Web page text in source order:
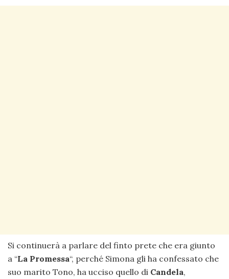
Si continuerà a parlare del finto prete che era giunto
a “La Promessa“, perché Simona gli ha confessato che
suo marito Tono, ha ucciso quello di Candela,